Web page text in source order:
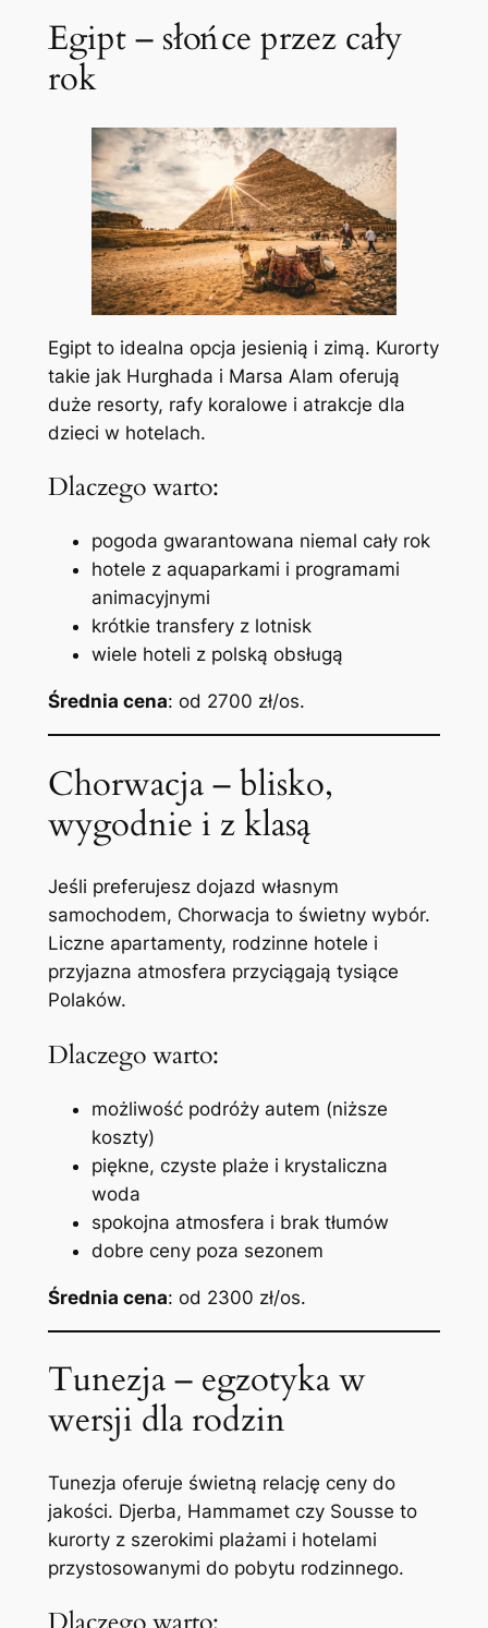
Egipt – słońce przez cały
rok
Egipt to idealna opcja jesienią i zimą. Kurorty
takie jak Hurghada i Marsa Alam oferują
duże resorty, rafy koralowe i atrakcje dla
dzieci w hotelach.
Dlaczego warto:
pogoda gwarantowana niemal cały rok
hotele z aquaparkami i programami
animacyjnymi
krótkie transfery z lotnisk
wiele hoteli z polską obsługą
Średnia cena: od 2700 zł/os.
Chorwacja – blisko,
wygodnie i z klasą
Jeśli preferujesz dojazd własnym
samochodem, Chorwacja to świetny wybór.
Liczne apartamenty, rodzinne hotele i
przyjazna atmosfera przyciągają tysiące
Polaków.
Dlaczego warto:
możliwość podróży autem (niższe
koszty)
piękne, czyste plaże i krystaliczna
woda
spokojna atmosfera i brak tłumów
dobre ceny poza sezonem
Średnia cena: od 2300 zł/os.
Tunezja – egzotyka w
wersji dla rodzin
Tunezja oferuje świetną relację ceny do
jakości. Djerba, Hammamet czy Sousse to
kurorty z szerokimi plażami i hotelami
przystosowanymi do pobytu rodzinnego.